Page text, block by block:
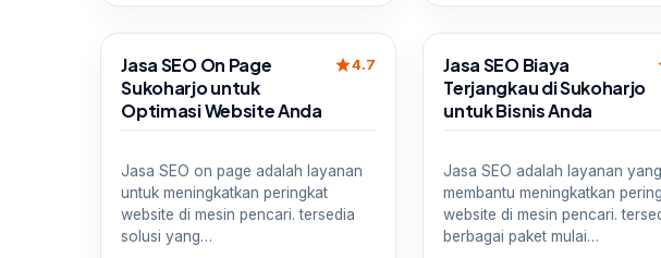
Sale
Jasa SEO On Page
Sukoharjo untuk
Optimasi Website Anda
star4.7
Jasa SEO on page adalah layanan
untuk meningkatkan peringkat
website di mesin pencari. tersedia
solusi yang…
Sale
Jasa SEO Biaya
Terjangkau di Sukoharjo
untuk Bisnis Anda
Jasa SEO adalah layanan yang
membantu meningkatkan
website di mesin pencari.
berbagai paket mulai…